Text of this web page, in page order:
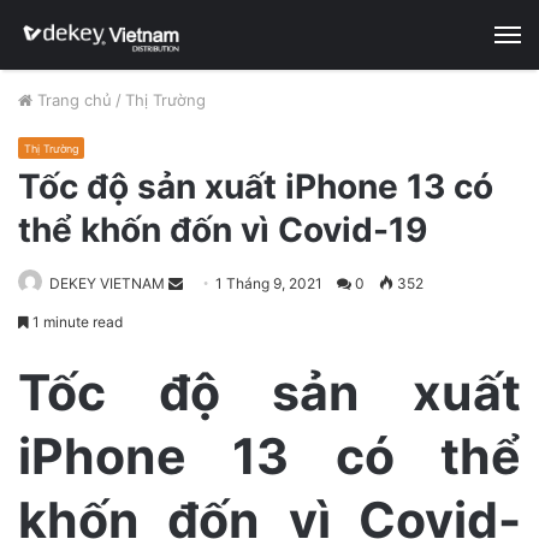
Trang chủ / Thị Trường
Thị Trường
Tốc độ sản xuất iPhone 13 có
thể khốn đốn vì Covid-19
DEKEY VIETNAM
d
e
a
1 Tháng 9, 2021 0 352
1 minute read
Tốc độ sản xuất
iPhone 13 có thể
khốn đốn vì Covid-